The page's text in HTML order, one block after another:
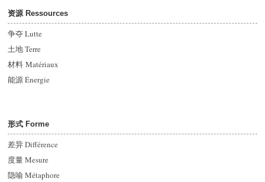
资源 Ressources
争夺 Lutte
土地 Terre
材料 Matériaux
能源Énergie
形式 Forme
差异Différence
度量 Mesure
隐喻 Métaphore